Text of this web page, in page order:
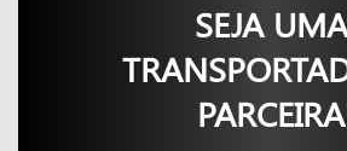
SEJA UMA
PARCEIRA